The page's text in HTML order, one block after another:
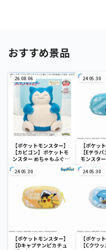
おすすめ景品
26.08.06
【ポケットモンスター】
【カビゴン】ポケットモ
ンスター めちゃもふぐっ
と ほっこりいやされぬい
ぐるみ～カビゴン～
24.05.30
【ポケッ
【Eテラ
モンスタ
アポーチ
24.05.30
【ポケットモンスター】
【Dキャプテンピカチュ
24.05.30
【ポケッ
【Cクワ